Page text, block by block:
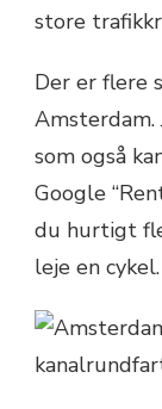
store
Der er flere
som også
Google
du hurtigt
leje en cykel.